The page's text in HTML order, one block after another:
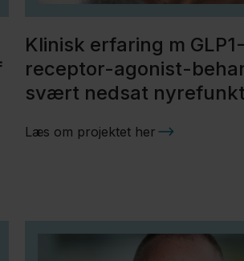
Klinisk erfaring m GLP1-
receptor-agonist-
svært nedsat
Læs om projektet her